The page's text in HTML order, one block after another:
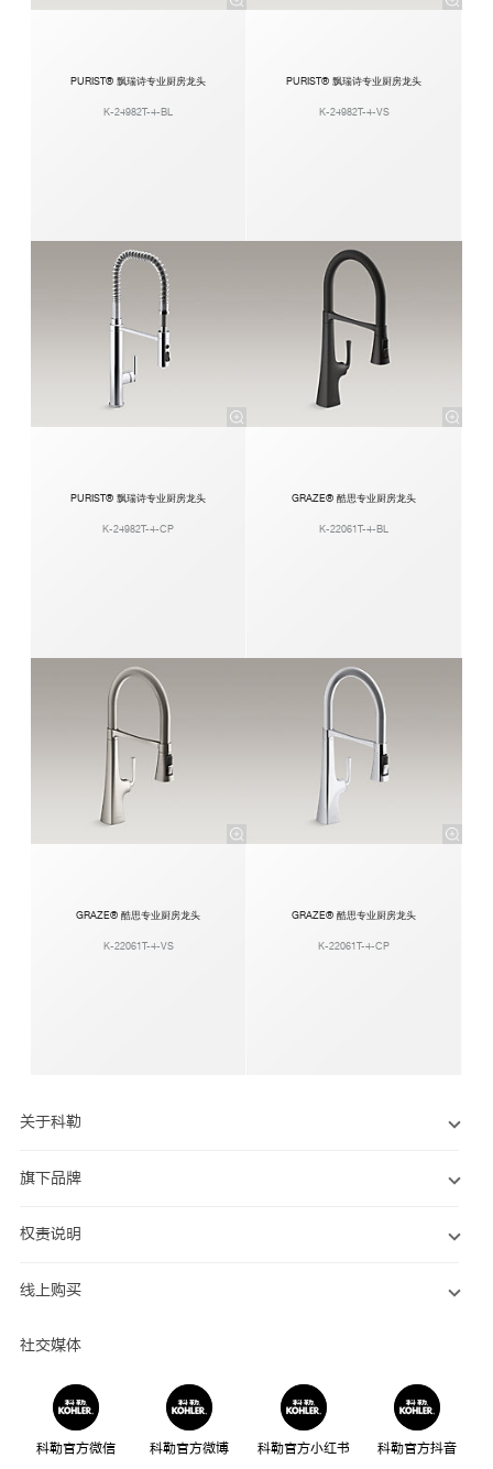
PURIST® 飘瑞诗专业厨房龙头
K-24982T-4-BL
PURIST® 飘瑞诗专业厨房龙头
K-24982T-4-VS
PURIST® 飘瑞诗专业厨房龙头
K-24982T-4-CP
GRAZE® 酷思专业厨房龙头
K-22061T-4-BL
GRAZE® 酷思专业厨房龙头
K-22061T-4-VS
GRAZE® 酷思专业厨房龙头
K-22061T-4-CP
关于科勒
旗下品牌
权责说明
线上购买
社交媒体
科勒官方微信 科勒官方微博 科勒官方小红书 科勒官方抖音